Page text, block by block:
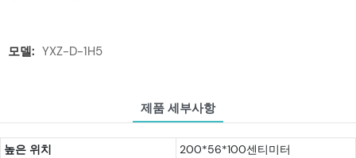
모델: YXZ-D-1H5
제품 세부사항
높은 위치
200*56*100센티미터